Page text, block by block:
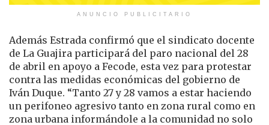
ANUNCIO PUBLICITARIO
Además Estrada confirmó que el sindicato docente
de La Guajira participará del paro nacional del 28
de abril en apoyo a Fecode, esta vez para protestar
contra las medidas económicas del gobierno de
Iván Duque. “Tanto 27 y 28 vamos a estar haciendo
un perifoneo agresivo tanto en zona rural como en
zona urbana informándole a la comunidad no solo